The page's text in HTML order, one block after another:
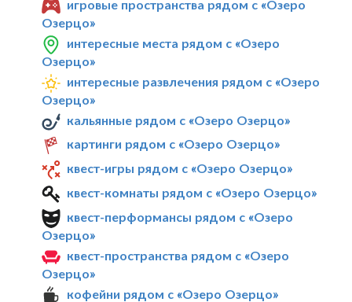
игровые пространства рядом с «Озеро
Озерцо»
интересные места рядом с «Озеро
Озерцо»
интересные развлечения рядом с «Озеро
Озерцо»
кальянные рядом с «Озеро Озерцо»
картинги рядом с «Озеро Озерцо»
квест-игры рядом с «Озеро Озерцо»
квест-комнаты рядом с «Озеро Озерцо»
квест-перформансы рядом с «Озеро
Озерцо»
квест-пространства рядом с «Озеро
Озерцо»
кофейни рядом с «Озеро Озерцо»